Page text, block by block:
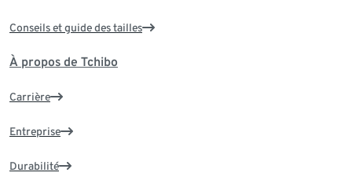
Conseils et guide des tailles
À propos de Tchibo
Carrière
Entreprise
Durabilité